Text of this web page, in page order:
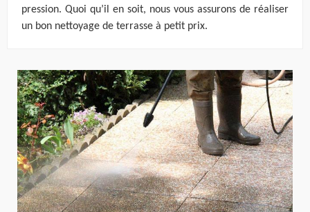
pression. Quoi qu’il en soit, nous vous assurons de réaliser
un bon nettoyage de terrasse à petit prix.